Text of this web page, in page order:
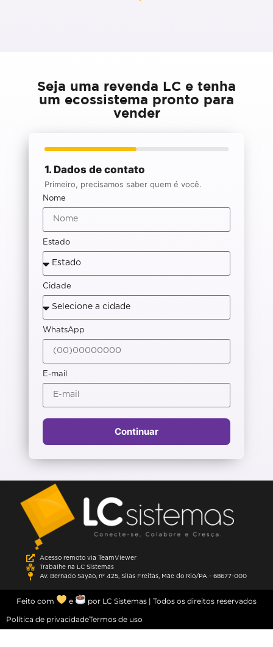
Seja uma revenda LC e tenha
um ecossistema pronto para
vender
1. Dados de contato
Primeiro, precisamos saber quem é você.
Nome
Estado
Cidade
WhatsApp
E-mail
Continuar
Acesso remoto via TeamViewer
Trabalhe na LC Sistemas
Av. Bernado Sayão, nº 425, Silas Freitas, Mãe do Rio/PA - 68677-000
Feito com e
por LC Sistemas | Todos os direitos reservados
Termos de uso
Política de privacidade